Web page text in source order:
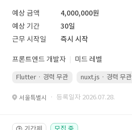
예상 금액
4,000,000원
예상 기간
30일
근무 시작일
즉시 시작
프론트엔드 개발자 미드 레벨
Flutter · 경력 무관 nuxt.js · 경력 무관
서울특별시 · 등록일자 2026.07.28.